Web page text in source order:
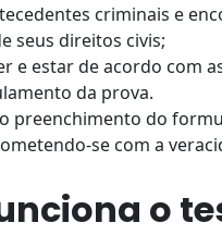
criminais e
seus direitos civis;
e estar de acordo com
da prova.
preenchimento do
se com a
o